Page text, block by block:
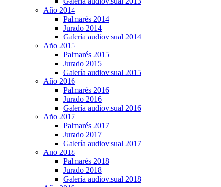
Año 2014
Palmarés 2014
Jurado 2014
Galería audiovisual 2014
Año 2015
Palmarés 2015
Jurado 2015
Galería audiovisual 2015
Año 2016
Palmarés 2016
Jurado 2016
Galería audiovisual 2016
Año 2017
Palmarés 2017
Jurado 2017
Galería audiovisual 2017
Año 2018
Palmarés 2018
Jurado 2018
Galería audiovisual 2018